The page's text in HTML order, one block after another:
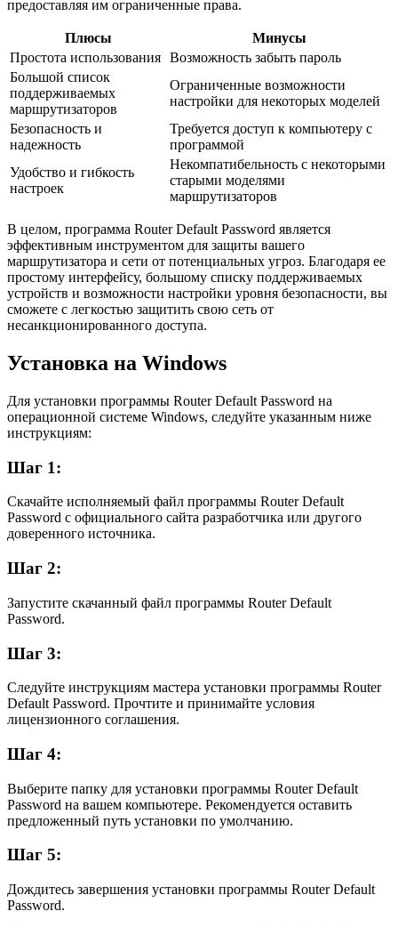
предоставляя им ограниченные права.
Плюсы
Минусы
Простота использования Возможность забыть пароль
Большой список
поддерживаемых
маршрутизаторов
Ограниченные возможности
настройки для некоторых моделей
Безопасность и
надежность
Требуется доступ к компьютеру с
программой
Удобство и гибкость
настроек
Некомпатибельность с некоторыми
старыми моделями
маршрутизаторов
В целом, программа Router Default Password является
эффективным инструментом для защиты вашего
маршрутизатора и сети от потенциальных угроз. Благодаря ее
простому интерфейсу, большому списку поддерживаемых
устройств и возможности настройки уровня безопасности, вы
сможете с легкостью защитить свою сеть от
несанкционированного доступа.
Установка на Windows
Для установки программы Router Default Password на
операционной системе Windows, следуйте указанным ниже
инструкциям:
Шаг 1:
Скачайте исполняемый файл программы Router Default
Password с официального сайта разработчика или другого
доверенного источника.
Шаг 2:
Запустите скачанный файл программы Router Default
Password.
Шаг 3:
Следуйте инструкциям мастера установки программы Router
Default Password. Прочтите и принимайте условия
лицензионного соглашения.
Шаг 4:
Выберите папку для установки программы Router Default
Password на вашем компьютере. Рекомендуется оставить
предложенный путь установки по умолчанию.
Шаг 5:
Дождитесь завершения установки программы Router Default
Password.